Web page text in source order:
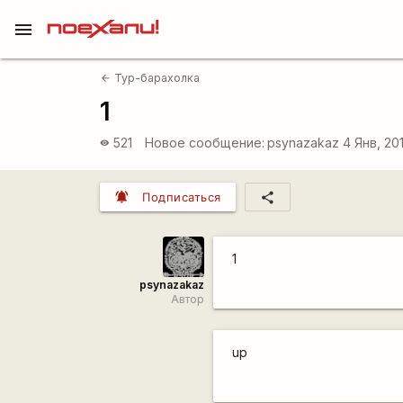
menu
arrow_back Тур-барахолка
1
visibility 521 Новое сообщение: psynazakaz 4 Янв,
notifications_active Подписаться share
psynazakaz
Автор
1
up